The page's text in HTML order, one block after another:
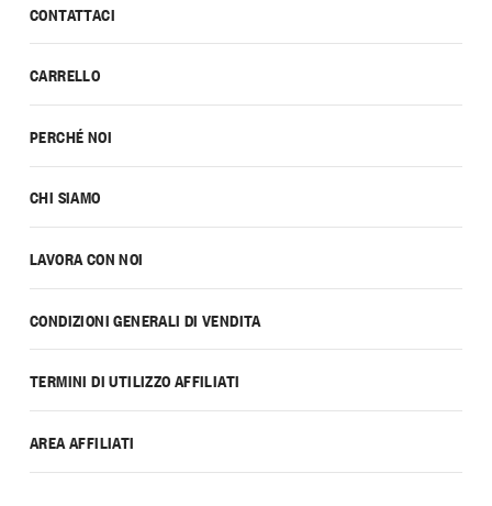
CONTATTACI
CARRELLO
PERCHÉ NOI
CHI SIAMO
LAVORA CON NOI
CONDIZIONI GENERALI DI VENDITA
TERMINI DI UTILIZZO AFFILIATI
AREA AFFILIATI